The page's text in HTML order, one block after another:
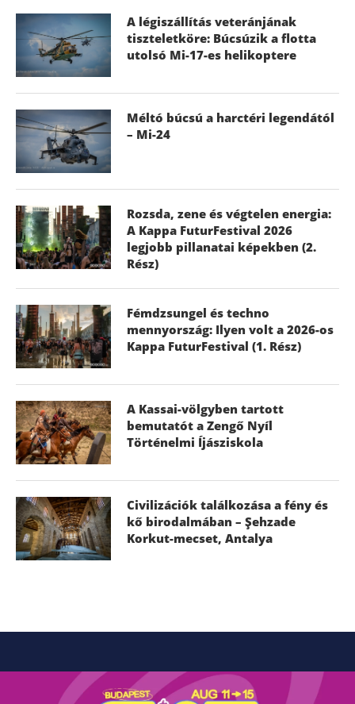
A légiszállítás veteránjának
tiszteletköre: Búcsúzik a flotta
utolsó Mi-17-es helikoptere
Méltó búcsú a harctéri legendától
– Mi-24
Rozsda, zene és végtelen energia:
A Kappa FuturFestival 2026
legjobb pillanatai képekben (2.
Rész)
Fémdzsungel és techno
mennyország: Ilyen volt a 2026-os
Kappa FuturFestival (1. Rész)
A Kassai-völgyben tartott
bemutatót a Zengő Nyíl
Történelmi Íjásziskola
Civilizációk találkozása a fény és
kő birodalmában – Şehzade
Korkut-mecset, Antalya